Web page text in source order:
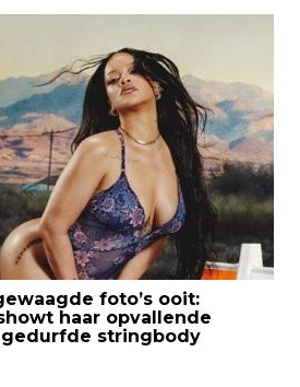
foto’s ooit:
haar opvallende
stringbody